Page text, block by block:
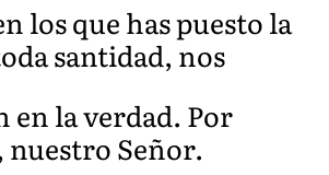
los que has puesto la
santidad, nos
en la verdad. Por
nuestro Señor.